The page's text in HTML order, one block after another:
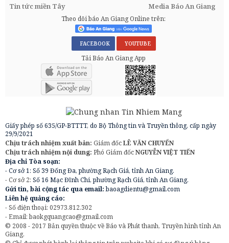
Tin tức miền Tây
Media Báo An Giang
Theo dõi báo An Giang Online trên:
FACEBOOK YOUTUBE
Tải Báo An Giang App
Giấy phép số 635/GP-BTTTT, do Bộ Thông tin và Truyền thông, cấp ngày
29/9/2021
Chịu trách nhiệm xuất bản: Giám đốcLÊ VĂN CHUYỂN
Chịu trách nhiệm nội dung: Phó Giám đốcNGUYỄN VIỆT TIẾN
Địa chỉ Tòa soạn:
- Cơ sở 1: Số 39 Đống Đa, phường Rạch Giá, tỉnh An Giang.
- Cơ sở 2: Số 16 Mạc Đĩnh Chi, phường Rạch Giá, tỉnh An Giang.
Gửi tin, bài cộng tác qua email:baoagdientu@gmail.com
Liên hệ quảng cáo:
- Số điện thoại: 02973.812.302
- Email:baokgquangcao@gmail.com
© 2008 - 2017 Bản quyền thuộc về Báo và Phát thanh, Truyền hình tỉnh An
Giang.